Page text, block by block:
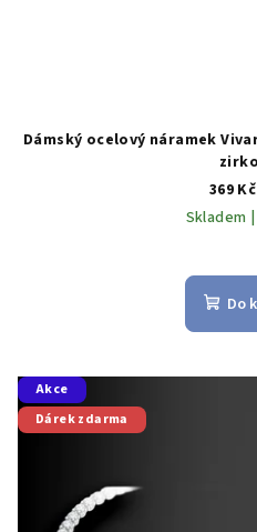
Dámský ocelový náramek
369 Kč
Skladem
Do
Akce
Dárek zdarma